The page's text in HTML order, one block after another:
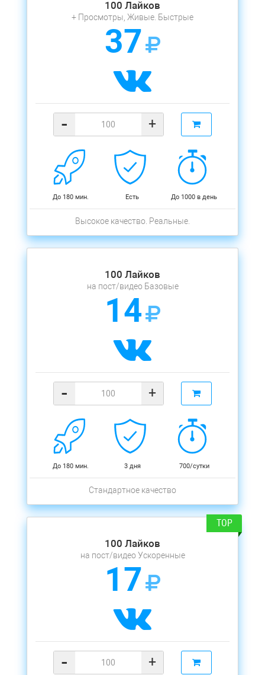
100 Лайков
+ Просмотры, Живые. Быстрые
37
- +
До 180 мин. Есть До 1000 в день
Высокое качество. Реальные.
100 Лайков
на пост/видео Базовые
14
- +
До 180 мин. 3 дня 700/сутки
Стандартное качество
100 Лайков
на пост/видео Ускоренные
17
- +